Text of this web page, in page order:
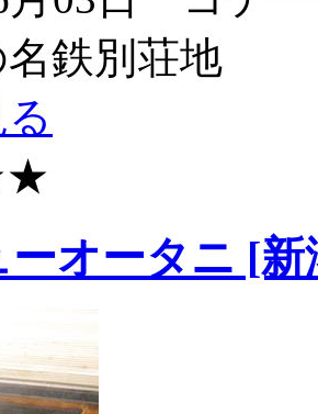
鉄別荘地
ーオータニ [新